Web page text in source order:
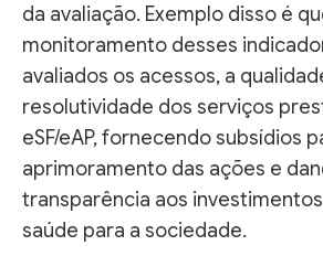
da avaliação. Exemplo disso é
monitoramento desses
avaliados os acessos, a
resolutividade dos serviços
eSF/eAP, fornecendo subsídios
aprimoramento das ações e
transparência aos
saúde para a sociedade.